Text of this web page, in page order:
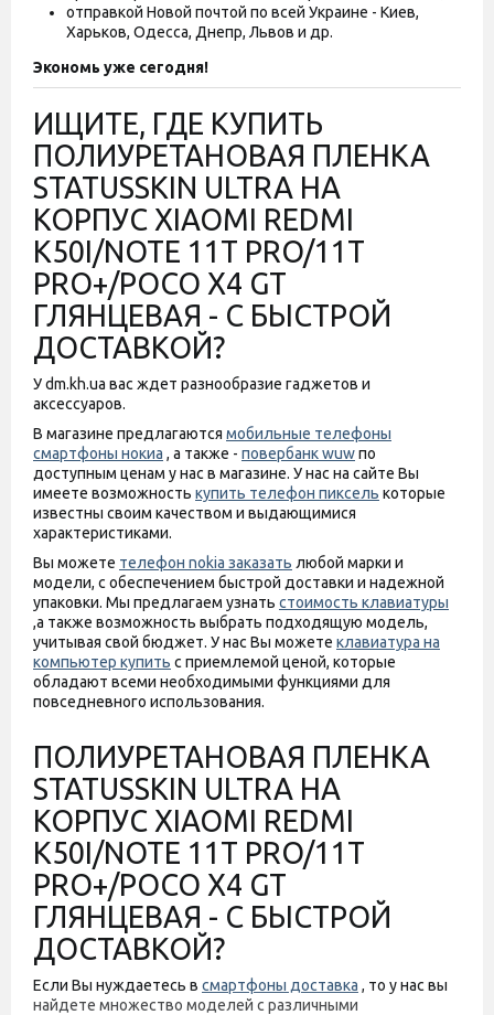
отправкой Новой почтой по всей Украине - Киев,
Харьков, Одесса, Днепр, Львов и др.
Экономь уже сегодня!
ИЩИТЕ, ГДЕ КУПИТЬ
ПОЛИУРЕТАНОВАЯ ПЛЕНКА
STATUSSKIN ULTRA НА
КОРПУС XIAOMI REDMI
K50I/NOTE 11T PRO/11T
PRO+/POCO X4 GT
ГЛЯНЦЕВАЯ - С БЫСТРОЙ
ДОСТАВКОЙ?
У dm.kh.ua вас ждет разнообразие гаджетов и
аксессуаров.
В магазине предлагаются мобильные телефоны
смартфоны нокиа , а также - повербанк wuwпо
доступным ценам у нас в магазине. У нас на сайте Вы
имеете возможность купить телефон пиксель которые
известны своим качеством и выдающимися
характеристиками.
Вы можете телефон nokia заказать любой марки и
модели, с обеспечением быстрой доставки и надежной
упаковки. Мы предлагаем узнать стоимость клавиатуры
,а также возможность выбрать подходящую модель,
учитывая свой бюджет. У нас Вы можете клавиатура на
компьютер купить с приемлемой ценой, которые
обладают всеми необходимыми функциями для
повседневного использования.
ПОЛИУРЕТАНОВАЯ ПЛЕНКА
STATUSSKIN ULTRA НА
КОРПУС XIAOMI REDMI
K50I/NOTE 11T PRO/11T
PRO+/POCO X4 GT
ГЛЯНЦЕВАЯ - С БЫСТРОЙ
ДОСТАВКОЙ?
Если Вы нуждаетесь в смартфоны доставка , то у нас вы
найдете множество моделей с различными